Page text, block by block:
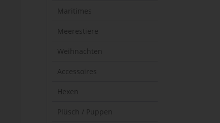
Maritimes
Meerestiere
Weihnachten
Accessoires
Hexen
Plüsch / Puppen